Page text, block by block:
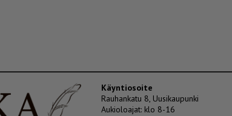
Käyntiosoite
Rauhankatu 8, Uusikaupunki
Aukioloajat: klo 8-16